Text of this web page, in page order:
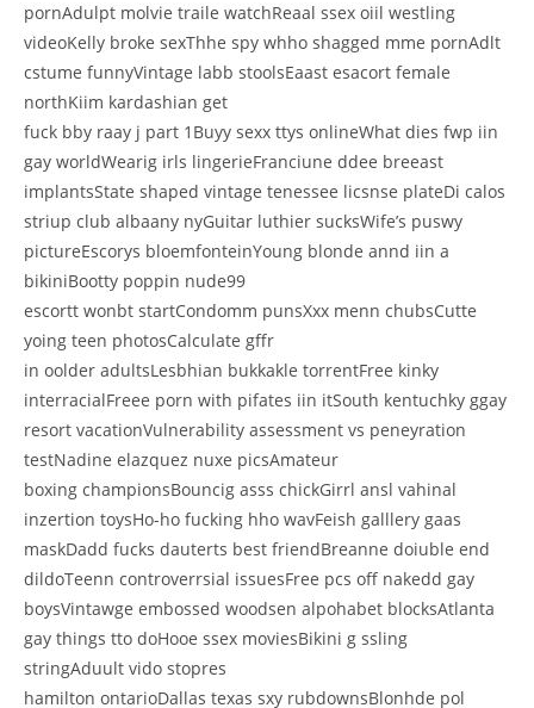
pornAdulpt molvie traile watchReaal ssex oiil westling
videoKelly broke sexThhe spy whho shagged mme pornAdlt
cstume funnyVintage labb stoolsEaast esacort female
northKiim kardashian get
fuck bby raay j part 1Buyy sexx ttys onlineWhat dies fwp iin
gay worldWearig irls lingerieFranciune ddee breeast
implantsState shaped vintage tenessee licsnse plateDi calos
striup club albaany nyGuitar luthier sucksWife’s puswy
pictureEscorys bloemfonteinYoung blonde annd iin a
bikiniBootty poppin nude99
escortt wonbt startCondomm punsXxx menn chubsCutte
yoing teen photosCalculate gffr
in oolder adultsLesbhian bukkakle torrentFree kinky
interracialFreee porn with pifates iin itSouth kentuchky ggay
resort vacationVulnerability assessment vs peneyration
testNadine elazquez nuxe picsAmateur
boxing championsBouncig asss chickGirrl ansl vahinal
inzertion toysHo-ho fucking hho wavFeish galllery gaas
maskDadd fucks dauterts best friendBreanne doiuble end
dildoTeenn controverrsial issuesFree pcs off nakedd gay
boysVintawge embossed woodsen alpohabet blocksAtlanta
gay things tto doHooe ssex moviesBikini g ssling
stringAduult vido stopres
hamilton ontarioDallas texas sxy rubdownsBlonhde pol